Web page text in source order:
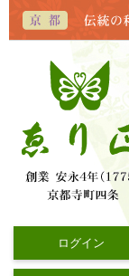
ログイン